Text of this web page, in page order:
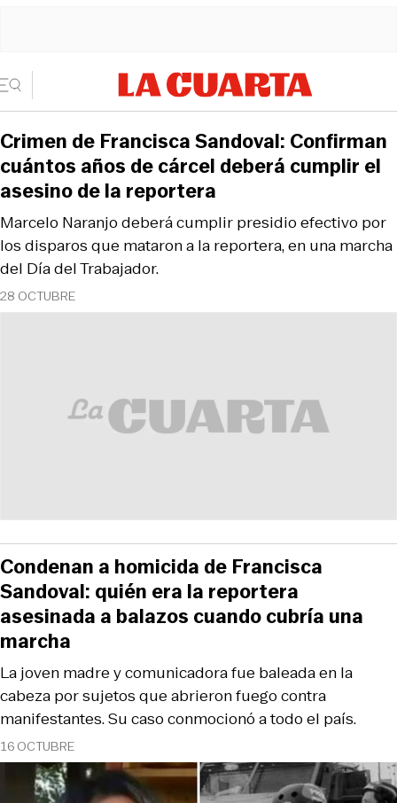
28 OCTUBRE
Marcelo Naranjo deberá cumplir presidio efectivo por
los disparos que mataron a la reportera, en una marcha
del Día del Trabajador.
Crimen de Francisca Sandoval: Confirman
cuántos años de cárcel deberá cumplir el
asesino de la reportera
16 OCTUBRE
La joven madre y comunicadora fue baleada en la
cabeza por sujetos que abrieron fuego contra
manifestantes. Su caso conmocionó a todo el país.
Condenan a homicida de Francisca
Sandoval: quién era la reportera
asesinada a balazos cuando cubría una
marcha